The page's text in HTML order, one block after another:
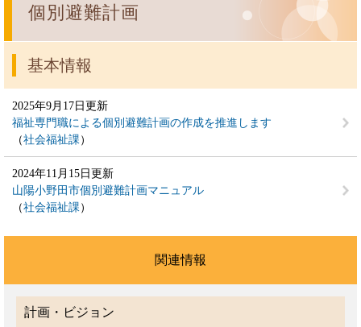
個別避難計画
基本情報
2025年9月17日更新
福祉専門職による個別避難計画の作成を推進します
社会福祉課
2024年11月15日更新
山陽小野田市個別避難計画マニュアル
社会福祉課
関連情報
計画・ビジョン